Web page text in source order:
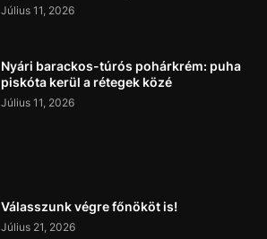
Július 11, 2026
Nyári barackos-túrós pohárkrém: puha
piskóta kerül a rétegek közé
Július 11, 2026
Válasszunk végre főnököt is!
Július 21, 2026